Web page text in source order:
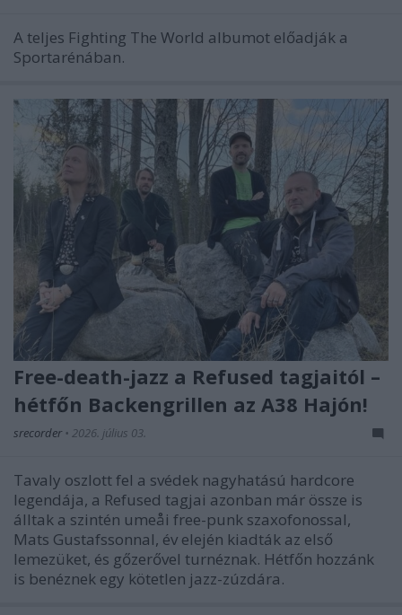
A teljes Fighting The World albumot előadják a
Sportarénában.
Free-death-jazz a Refused tagjaitól –
hétfőn Backengrillen az A38 Hajón!
srecorder • 2026. július 03.
Tavaly oszlott fel a svédek nagyhatású hardcore
legendája, a Refused tagjai azonban már össze is
álltak a szintén umeåi free-punk szaxofonossal,
Mats Gustafssonnal, év elején kiadták az első
lemezüket, és gőzerővel turnéznak. Hétfőn hozzánk
is benéznek egy kötetlen jazz-zúzdára.